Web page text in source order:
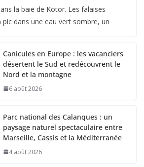
la baie de Kotor. Les falaises
dans une eau vert sombre, un
Canicules en Europe : les vacanciers
désertent le Sud et redécouvrent le
Nord et la montagne
6 août 2026
Parc national des Calanques : un
paysage naturel spectaculaire entre
Marseille, Cassis et la Méditerranée
4 août 2026